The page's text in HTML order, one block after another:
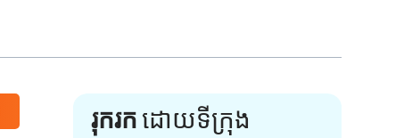
រុករកដោយទីក្រុង